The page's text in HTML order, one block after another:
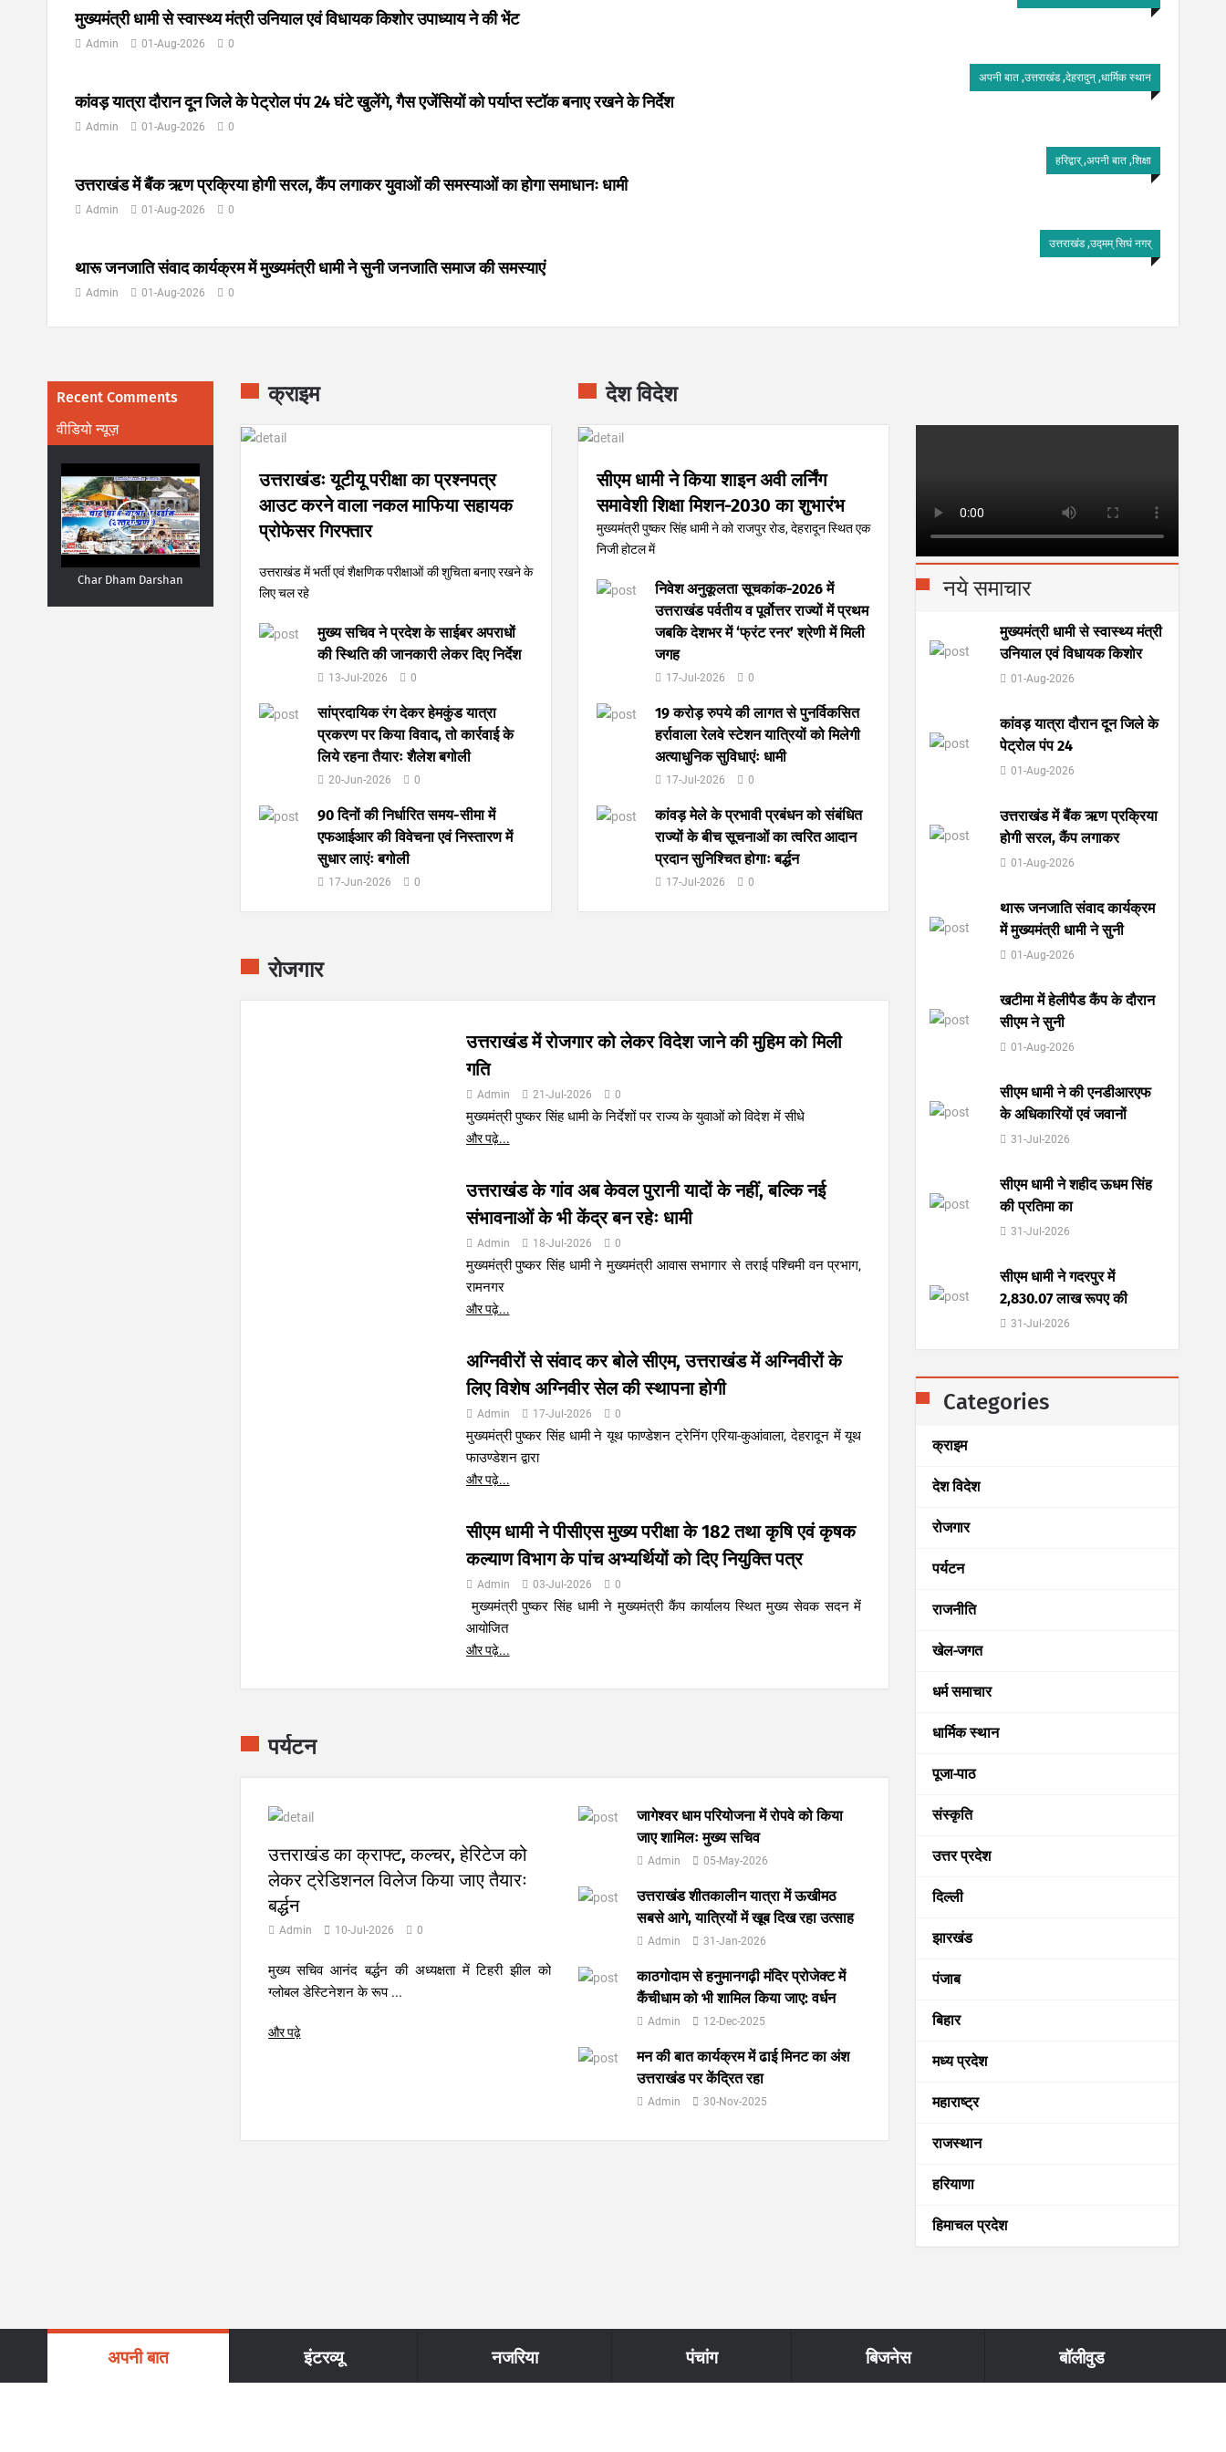
मुख्यमंत्री धामी से स्वास्थ्य मंत्री उनियाल एवं विधायक किशोर उपाध्याय ने की भेंट
Admin 01-Aug-2026 0
अपनी बात ,उत्तराखंड ,देहरादुन् ,धार्मिक स्थान
कांवड़ यात्रा दौरान दून जिले के पेट्रोल पंप 24 घंटे खुलेंगे, गैस एजेंसियों को पर्याप्त स्टॉक बनाए रखने के निर्देश
Admin 01-Aug-2026 0
हरिद्वार् ,अपनी बात ,शिक्षा
उत्तराखंड में बैंक ऋण प्रक्रिया होगी सरल, कैंप लगाकर युवाओं की समस्याओं का होगा समाधानः धामी
Admin 01-Aug-2026 0
उत्तराखंड ,उद्मम् सिघं नगर्
थारू जनजाति संवाद कार्यक्रम में मुख्यमंत्री धामी ने सुनी जनजाति समाज की समस्याएं
Admin 01-Aug-2026 0
Recent Comments
वीडियो न्यूज़
Char Dham Darshan
क्राइम
उत्तराखंडः यूटीयू परीक्षा का प्रश्नपत्र
आउट करने वाला नकल माफिया सहायक
प्रोफेसर गिरफ्तार
उत्तराखंड में भर्ती एवं शैक्षणिक परीक्षाओं की शुचिता बनाए रखने के
लिए चल रहे
मुख्य सचिव ने प्रदेश के साईबर अपराधों
की स्थिति की जानकारी लेकर दिए निर्देश
13-Jul-2026 0
सांप्रदायिक रंग देकर हेमकुंड यात्रा
प्रकरण पर किया विवाद, तो कार्रवाई के
लिये रहना तैयारः शैलेश बगोली
20-Jun-2026 0
90 दिनों की निर्धारित समय-सीमा में
एफआईआर की विवेचना एवं निस्तारण में
सुधार लाएंः बगोली
17-Jun-2026 0
देश विदेश
सीएम धामी ने किया शाइन अवी लर्निंग
समावेशी शिक्षा मिशन-2030 का शुभारंभ
मुख्यमंत्री पुष्कर सिंह धामी ने को राजपुर रोड, देहरादून स्थित एक
निजी होटल में
निवेश अनुकूलता सूचकांक-2026 में
उत्तराखंड पर्वतीय व पूर्वाेत्तर राज्यों में प्रथम
जबकि देशभर में ‘फ्रंट रनर’ श्रेणी में मिली
जगह
17-Jul-2026 0
19 करोड़ रुपये की लागत से पुनर्विकसित
हर्रावाला रेलवे स्टेशन यात्रियों को मिलेगी
अत्याधुनिक सुविधाएंः धामी
17-Jul-2026 0
कांवड़ मेले के प्रभावी प्रबंधन को संबंधित
राज्यों के बीच सूचनाओं का त्वरित आदान
प्रदान सुनिश्चित होगाः बर्द्धन
17-Jul-2026 0
रोजगार
उत्तराखंड में रोजगार को लेकर विदेश जाने की मुहिम को मिली
गति
Admin 21-Jul-2026 0
मुख्यमंत्री पुष्कर सिंह धामी के निर्देशों पर राज्य के युवाओं को विदेश में सीधे
और पढ़े...
उत्तराखंड के गांव अब केवल पुरानी यादों के नहीं, बल्कि नई
संभावनाओं के भी केंद्र बन रहेः धामी
Admin 18-Jul-2026 0
मुख्यमंत्री पुष्कर सिंह धामी ने मुख्यमंत्री आवास सभागार से तराई पश्चिमी वन प्रभाग,
रामनगर
और पढ़े...
अग्निवीरों से संवाद कर बोले सीएम, उत्तराखंड में अग्निवीरों के
लिए विशेष अग्निवीर सेल की स्थापना होगी
Admin 17-Jul-2026 0
मुख्यमंत्री पुष्कर सिंह धामी ने यूथ फाण्डेशन ट्रेनिंग एरिया-कुआंवाला, देहरादून में यूथ
फाउण्डेशन द्वारा
और पढ़े...
सीएम धामी ने पीसीएस मुख्य परीक्षा के 182 तथा कृषि एवं कृषक
कल्याण विभाग के पांच अभ्यर्थियों को दिए नियुक्ति पत्र
Admin 03-Jul-2026 0
मुख्यमंत्री पुष्कर सिंह धामी ने मुख्यमंत्री कैंप कार्यालय स्थित मुख्य सेवक सदन में
आयोजित
और पढ़े...
पर्यटन
उत्तराखंड का क्राफ्ट, कल्चर, हेरिटेज को
लेकर ट्रेडिशनल विलेज किया जाए तैयारः
बर्द्धन
Admin 10-Jul-2026 0
मुख्य सचिव आनंद बर्द्धन की अध्यक्षता में टिहरी झील को
ग्लोबल डेस्टिनेशन के रूप ...
और पढ़े
जागेश्वर धाम परियोजना में रोपवे को किया
जाए शामिलः मुख्य सचिव
Admin 05-May-2026
उत्तराखंड शीतकालीन यात्रा में ऊखीमठ
सबसे आगे, यात्रियों में खूब दिख रहा उत्साह
Admin 31-Jan-2026
काठगोदाम से हनुमानगढ़ी मंदिर प्रोजेक्ट में
कैंचीधाम को भी शामिल किया जाए: वर्धन
Admin 12-Dec-2025
मन की बात कार्यक्रम में ढाई मिनट का अंश
उत्तराखंड पर केंद्रित रहा
Admin 30-Nov-2025
नये समाचार
मुख्यमंत्री धामी से स्वास्थ्य मंत्री
उनियाल एवं विधायक किशोर
01-Aug-2026
कांवड़ यात्रा दौरान दून जिले के
पेट्रोल पंप 24
01-Aug-2026
उत्तराखंड में बैंक ऋण प्रक्रिया
होगी सरल, कैंप लगाकर
01-Aug-2026
थारू जनजाति संवाद कार्यक्रम
में मुख्यमंत्री धामी ने सुनी
01-Aug-2026
खटीमा में हेलीपैड कैंप के दौरान
सीएम ने सुनी
01-Aug-2026
सीएम धामी ने की एनडीआरएफ
के अधिकारियों एवं जवानों
31-Jul-2026
सीएम धामी ने शहीद ऊधम सिंह
की प्रतिमा का
31-Jul-2026
सीएम धामी ने गदरपुर में
2,830.07 लाख रूपए की
31-Jul-2026
Categories
क्राइम
देश विदेश
रोजगार
पर्यटन
राजनीति
खेल-जगत
धर्म समाचार
धार्मिक स्थान
पूजा-पाठ
संस्कृति
उत्तर प्रदेश
दिल्ली
झारखंड
पंजाब
बिहार
मध्य प्रदेश
महाराष्ट्र
राजस्थान
हरियाणा
हिमाचल प्रदेश
अपनी बात इंटरव्यू नजरिया पंचांग बिजनेस बॉलीवुड